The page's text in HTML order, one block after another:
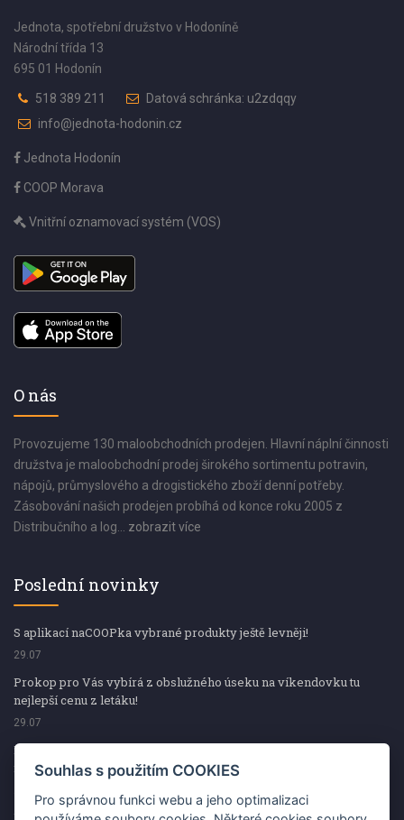
Jednota, spotřební družstvo v Hodoníně
Národní třída 13
695 01 Hodonín
518 389 211
Datová schránka: u2zdqqy
info@jednota-hodonin.cz
Jednota Hodonín
COOP Morava
Vnitřní oznamovací systém (VOS)
O nás
Provozujeme 130 maloobchodních prodejen. Hlavní náplní činnosti
družstva je maloobchodní prodej širokého sortimentu potravin,
nápojů, průmyslového a drogistického zboží denní potřeby.
Zásobování našich prodejen probíhá od konce roku 2005 z
Distribučního a log... zobrazit více
Poslední novinky
S aplikací naCOOPka vybrané produkty ještě levněji!
29.07
Prokop pro Vás vybírá z obslužného úseku na víkendovku tu
nejlepší cenu z letáku!
29.07
Prokop pro Vás vybírá z obslužného úseku na víkendovku tu
nejlepší cenu z letáku!
Souhlas s použitím COOKIES
Pro správnou funkci webu a jeho optimalizaci